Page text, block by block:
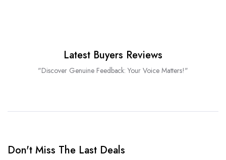
Latest Buyers Reviews
"Discover Genuine Feedback: Your Voice Matters!"
Don't Miss The Last Deals